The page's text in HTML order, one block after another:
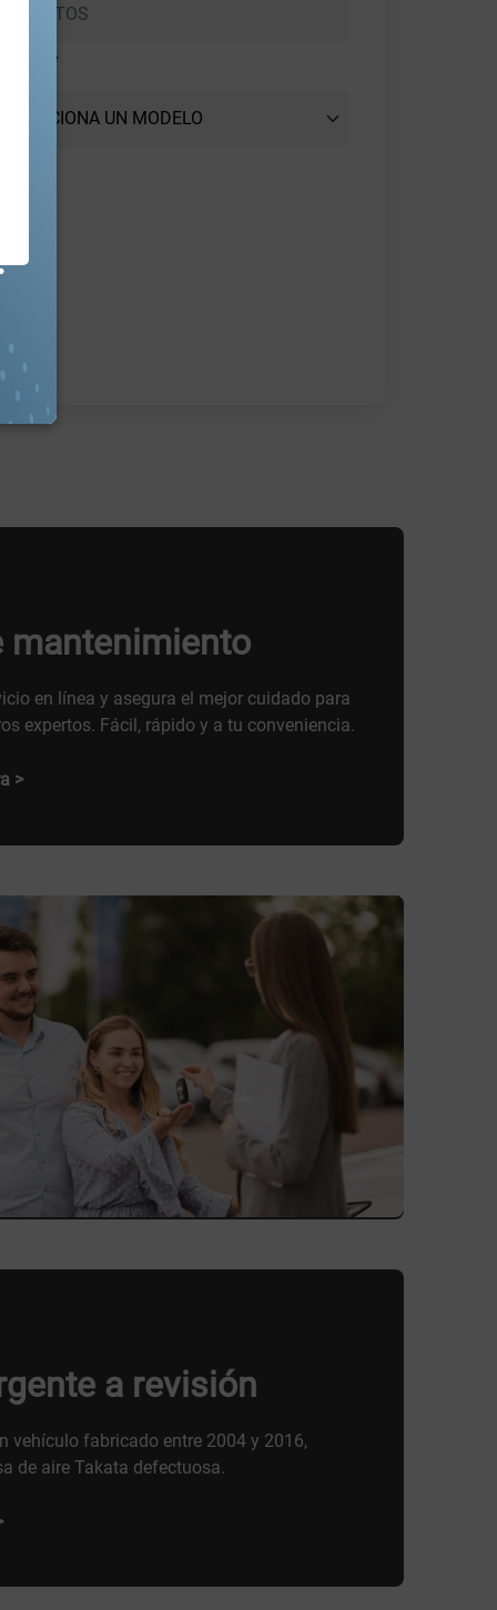
mantenimiento
en línea y asegura el mejor cuidado para
expertos. Fácil, rápido y a tu conveniencia.
>
a revisión
vehículo fabricado entre 2004 y 2016,
de aire Takata defectuosa.